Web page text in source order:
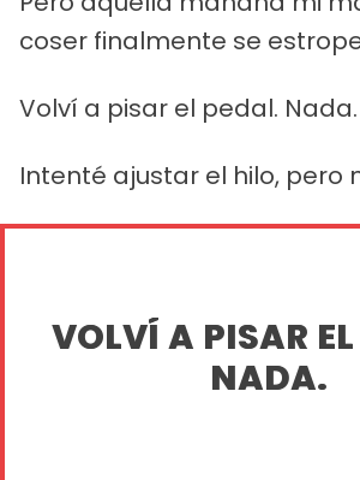
coser finalmente se
Volví a pisar el pedal. Nada.
Intenté ajustar el hilo, pero
VOLVÍ A PISAR
NADA.